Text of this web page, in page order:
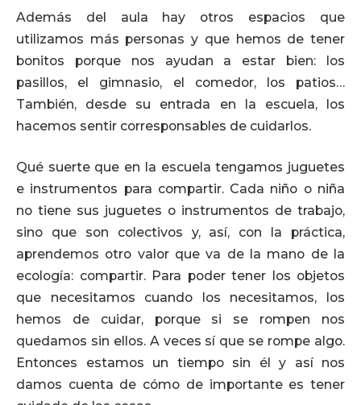
Además del aula hay otros espacios que
utilizamos más personas y que hemos de tener
bonitos porque nos ayudan a estar bien: los
pasillos, el gimnasio, el comedor, los patios…
También, desde su entrada en la escuela, los
hacemos sentir corresponsables de cuidarlos.
Qué suerte que en la escuela tengamos juguetes
e instrumentos para compartir. Cada niño o niña
no tiene sus juguetes o instrumentos de trabajo,
sino que son colectivos y, así, con la práctica,
aprendemos otro valor que va de la mano de la
ecología: compartir. Para poder tener los objetos
que necesitamos cuando los necesitamos, los
hemos de cuidar, porque si se rompen nos
quedamos sin ellos. A veces sí que se rompe algo.
Entonces estamos un tiempo sin él y así nos
damos cuenta de cómo de importante es tener